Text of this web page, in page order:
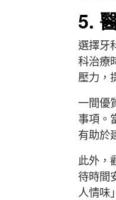
5.
選擇牙
科治療
壓力，
一間優
事項。
有助於
此外，
待時間
人情味